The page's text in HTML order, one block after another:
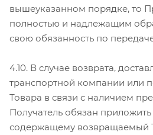
вышеуказанном порядке, то
полностью и надлежащим
свою обязанность по
4.10. В случае возврата,
транспортной компании или
Товара в связи с наличием
Получатель обязан
содержащему возвращаемый